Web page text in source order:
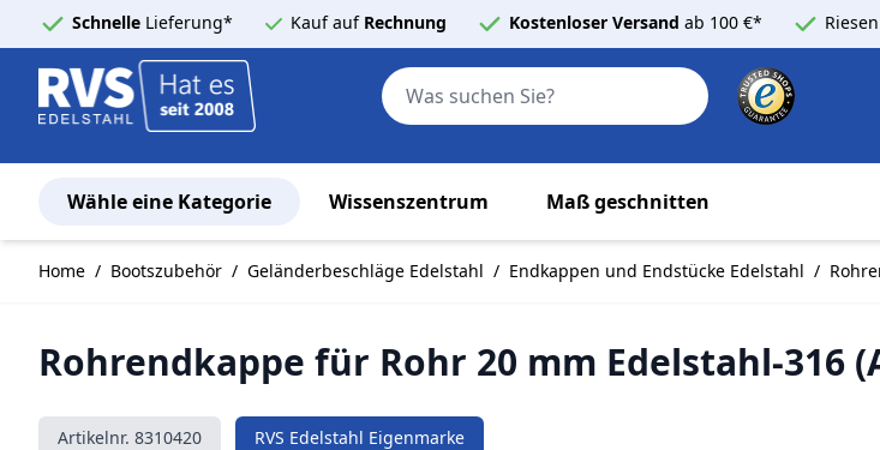
Schnelle Lieferung* Kauf auf Rechnung Kostenloser Versand ab 100 €*
Search
Wähle eine Kategorie Wissenszentrum Maß geschnitten
Home / Bootszubehör / Geländerbeschläge Edelstahl / Endkappen und Endstücke Edelstahl /
Rohrendkappe für Rohr 20 mm Edelstahl-316
Artikelnr. 8310420 RVS Edelstahl Eigenmarke